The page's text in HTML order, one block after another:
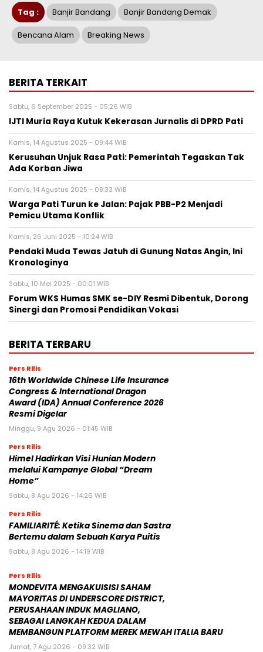
Tag : Banjir Bandang Banjir Bandang Demak
Bencana Alam Breaking News
BERITA TERKAIT
Sabtu, 6 September 2025 - 05:26 WIB
IJTI Muria Raya Kutuk Kekerasan Jurnalis di DPRD Pati
Kamis, 14 Agustus 2025 - 09:44 WIB
Kerusuhan Unjuk Rasa Pati: Pemerintah Tegaskan Tak
Ada Korban Jiwa
Kamis, 14 Agustus 2025 - 08:33 WIB
Warga Pati Turun ke Jalan: Pajak PBB-P2 Menjadi
Pemicu Utama Konflik
Kamis, 26 Juni 2025 - 10:24 WIB
Pendaki Muda Tewas Jatuh di Gunung Natas Angin, Ini
Kronologinya
Sabtu, 10 Mei 2025 - 00:01 WIB
Forum WKS Humas SMK se-DIY Resmi Dibentuk, Dorong
Sinergi dan Promosi Pendidikan Vokasi
BERITA TERBARU
Pers Rilis
16th Worldwide Chinese Life Insurance
Congress & International Dragon
Award (IDA) Annual Conference 2026
Resmi Digelar
Minggu, 9 Agu 2026 - 01:45 WIB
Pers Rilis
Himel Hadirkan Visi Hunian Modern
melalui Kampanye Global “Dream
Home”
Sabtu, 8 Agu 2026 - 14:26 WIB
Pers Rilis
FAMILIARITÉ: Ketika Sinema dan Sastra
Bertemu dalam Sebuah Karya Puitis
Sabtu, 8 Agu 2026 - 14:19 WIB
Pers Rilis
MONDEVITA MENGAKUISISI SAHAM
MAYORITAS DI UNDERSCORE DISTRICT,
PERUSAHAAN INDUK MAGLIANO,
SEBAGAI LANGKAH KEDUA DALAM
MEMBANGUN PLATFORM MEREK MEWAH ITALIA BARU
Jumat, 7 Agu 2026 - 09:32 WIB